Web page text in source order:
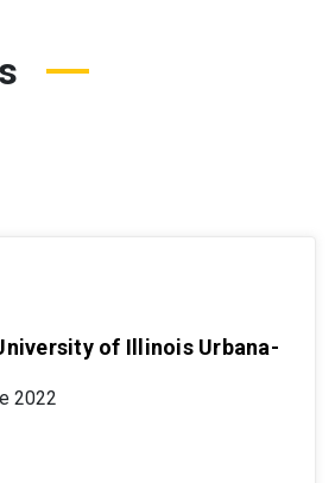
of Illinois Urbana-
2022